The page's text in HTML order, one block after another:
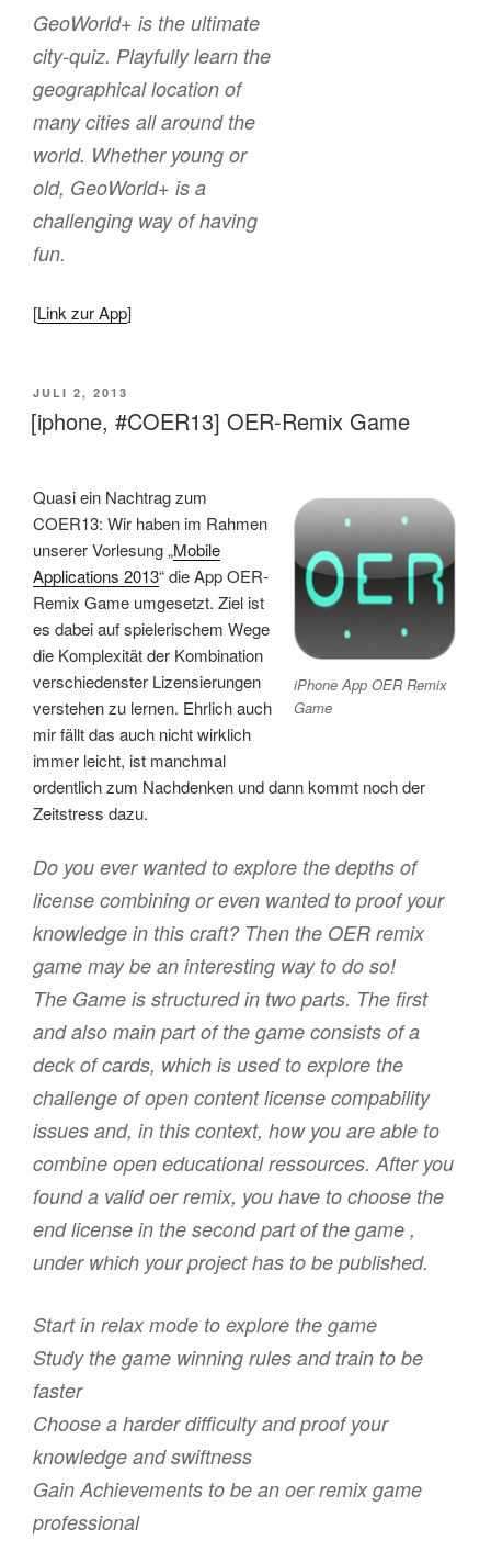
GeoWorld+ is the ultimate
city-quiz. Playfully learn the
geographical location of
many cities all around the
world. Whether young or
old, GeoWorld+ is a
challenging way of having
fun.
[Link zur App]
VERÖFFENTLICHT
AM
JULI 2, 2013
[iphone, #COER13] OER-Remix Game
iPhone App OER Remix
Game
Quasi ein Nachtrag zum
COER13: Wir haben im Rahmen
unserer Vorlesung „Mobile
Applications 2013“ die App OER-
Remix Game umgesetzt. Ziel ist
es dabei auf spielerischem Wege
die Komplexität der Kombination
verschiedenster Lizensierungen
verstehen zu lernen. Ehrlich auch
mir fällt das auch nicht wirklich
immer leicht, ist manchmal
ordentlich zum Nachdenken und dann kommt noch der
Zeitstress dazu.
Do you ever wanted to explore the depths of
license combining or even wanted to proof your
knowledge in this craft? Then the OER remix
game may be an interesting way to do so!
The Game is structured in two parts. The first
and also main part of the game consists of a
deck of cards, which is used to explore the
challenge of open content license compability
issues and, in this context, how you are able to
combine open educational ressources. After you
found a valid oer remix, you have to choose the
end license in the second part of the game ,
under which your project has to be published.
Start in relax mode to explore the game
Study the game winning rules and train to be
faster
Choose a harder difficulty and proof your
knowledge and swiftness
Gain Achievements to be an oer remix game
professional